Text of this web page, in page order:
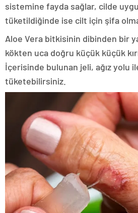
sistemine fayda sağlar, cilde
tüketildiğinde ise cilt için şifa
Aloe Vera bitkisinin dibinden bir
kökten uca doğru küçük küçük
İçerisinde bulunan jeli, ağız yolu
tüketebilirsiniz.